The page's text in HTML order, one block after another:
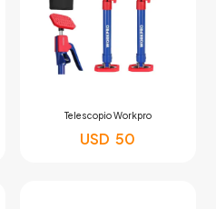
Telescopio Workpro
USD 50